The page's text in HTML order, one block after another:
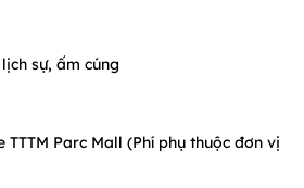
sự, ấm cúng
TTTM Parc Mall (Phí phụ thuộc đơn vị